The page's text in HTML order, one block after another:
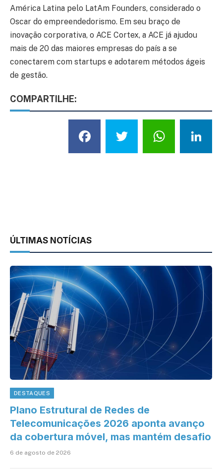
América Latina pelo LatAm Founders, considerado o
Oscar do empreendedorismo. Em seu braço de
inovação corporativa, o ACE Cortex, a ACE já ajudou
mais de 20 das maiores empresas do país a se
conectarem com startups e adotarem métodos ágeis
de gestão.
COMPARTILHE:
Facebook
Twitter
ÚLTIMAS NOTÍCIAS
DESTAQUES
Plano Estrutural de Redes de
Telecomunicações 2026 aponta avanço
da cobertura móvel, mas mantém desafio
6 de agosto de 2026